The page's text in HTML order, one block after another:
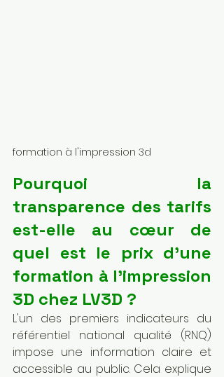
formation à l'impression 3d
Pourquoi la
transparence des tarifs
est-elle au cœur de
quel est le prix d'une
formation à l'impression
3D chez LV3D ?
L'un des premiers indicateurs du
référentiel national qualité (RNQ)
impose une information claire et